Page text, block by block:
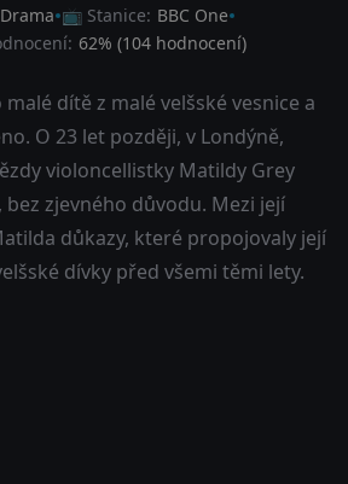
Drama 📺 Stanice: BBC One
62% (104 hodnocení)
dítě z malé velšské vesnice a
O 23 let později, v Londýně,
violoncellistky Matildy Grey
bez zjevného důvodu. Mezi její
důkazy, které propojovaly její
dívky před všemi těmi lety.